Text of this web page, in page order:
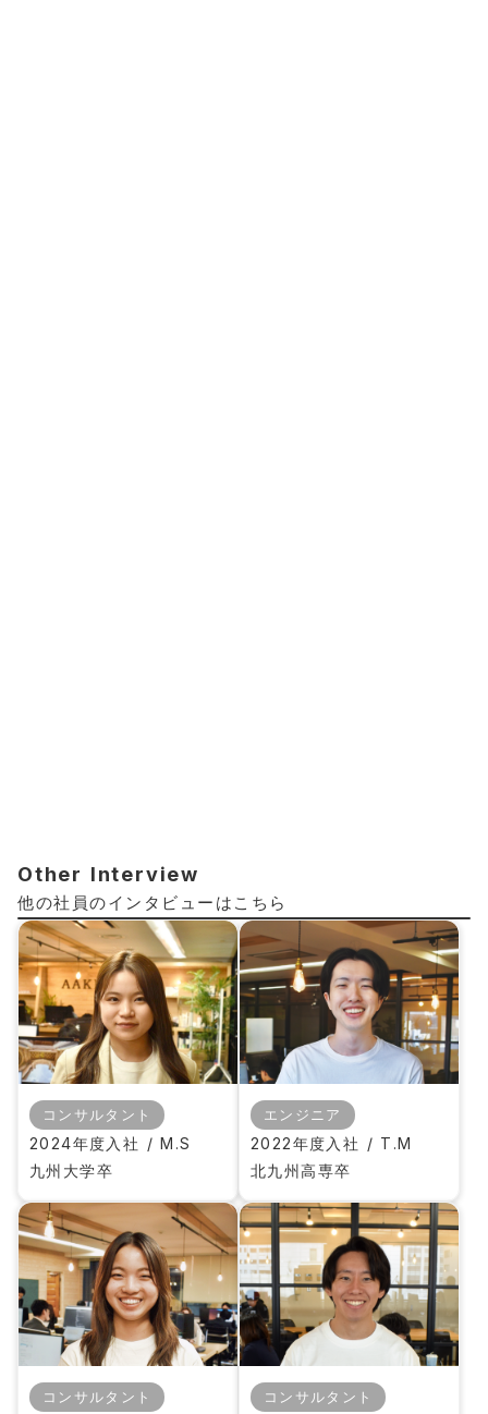
Other Interview
他の社員のインタビューはこちら
コンサルタント
2024年度入社 / M.S
九州大学卒
エンジニア
2022年度入社 / T.M
北九州高専卒
コンサルタント コンサルタント